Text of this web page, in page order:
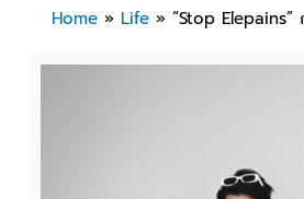
Home» Life» “Stop Elepains”